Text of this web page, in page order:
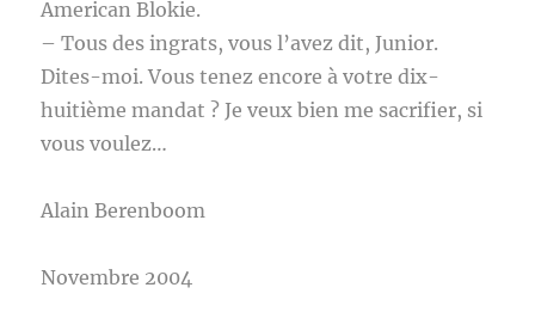
American Blokie.
– Tous des ingrats, vous l’avez dit, Junior.
Dites-moi. Vous tenez encore à votre dix-
huitième mandat ? Je veux bien me sacrifier, si
vous voulez…
Alain Berenboom
Novembre 2004